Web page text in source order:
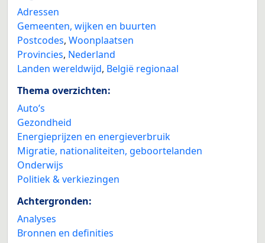
Adressen
Gemeenten, wijken en buurten
Postcodes, Woonplaatsen
Provincies, Nederland
Landen wereldwijd, België regionaal
Thema overzichten:
Auto’s
Gezondheid
Energieprijzen en energieverbruik
Migratie, nationaliteiten, geboortelanden
Onderwijs
Politiek & verkiezingen
Achtergronden:
Analyses
Bronnen en definities